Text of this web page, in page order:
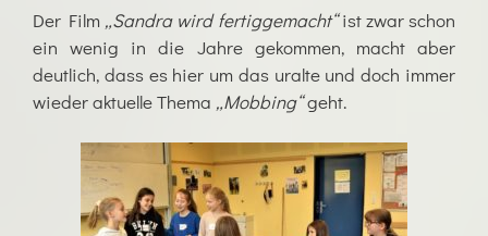
Der Film „Sandra wird fertiggemacht“ist zwar schon
ein wenig in die Jahre gekommen, macht aber
deutlich, dass es hier um das uralte und doch immer
wieder aktuelle Thema „Mobbing“geht.